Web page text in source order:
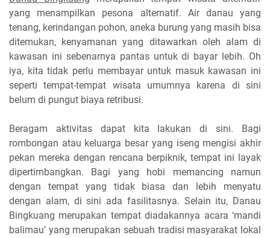
yang menampilkan pesona alternatif. Air danau yang
tenang, kerindangan pohon, aneka burung yang masih bisa
ditemukan, kenyamanan yang ditawarkan oleh alam di
kawasan ini sebenarnya pantas untuk di bayar lebih. Oh
iya, kita tidak perlu membayar untuk masuk kawasan ini
seperti tempat-tempat wisata umumnya karena di sini
belum di pungut biaya retribusi.
Beragam aktivitas dapat kita lakukan di sini. Bagi
rombongan atau keluarga besar yang iseng mengisi akhir
pekan mereka dengan rencana berpiknik, tempat ini layak
dipertimbangkan. Bagi yang hobi memancing namun
dengan tempat yang tidak biasa dan lebih menyatu
dengan alam, di sini ada fasilitasnya. Selain itu, Danau
Bingkuang merupakan tempat diadakannya acara ‘mandi
balimau’ yang merupakan sebuah tradisi masyarakat lokal